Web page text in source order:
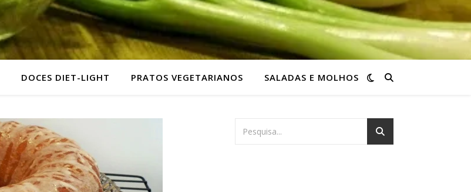
DOCES DIET-LIGHT PRATOS VEGETARIANOS SALADAS E MOLHOS